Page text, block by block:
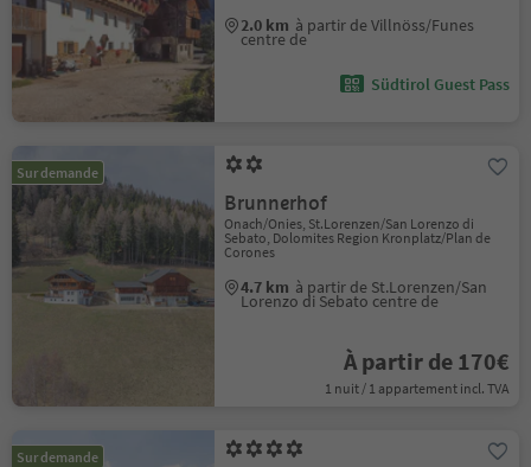
2.0 km à partir de Villnöss/Funes
centre de
Südtirol Guest Pass
Sur demande
Brunnerhof
Onach/Onies, St.Lorenzen/San Lorenzo di
Sebato, Dolomites Region Kronplatz/Plan de
Corones
4.7 km à partir de St.Lorenzen/San
Lorenzo di Sebato centre de
À partir de 170€
1 nuit / 1 appartement incl. TVA
Sur demande